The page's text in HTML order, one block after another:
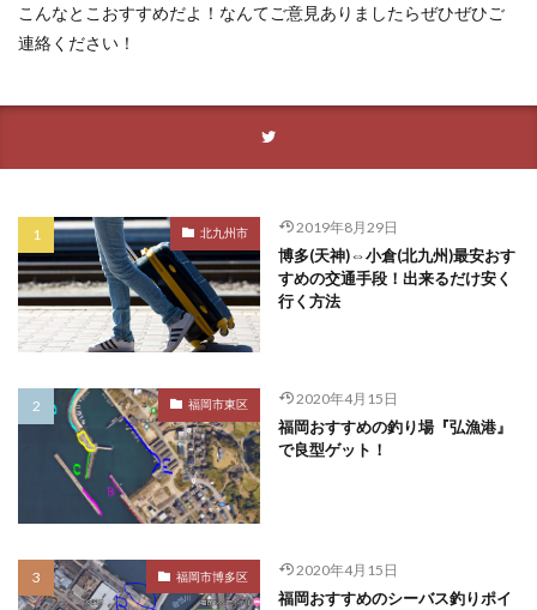
こんなとこおすすめだよ！なんてご意見ありましたらぜひぜひご
連絡ください！
北九州市 2019年8月29日
博多(天神)⇔小倉(北九州)最安おす
すめの交通手段！出来るだけ安く
行く方法
福岡市東区 2020年4月15日
福岡おすすめの釣り場『弘漁港』
で良型ゲット！
福岡市博多区 2020年4月15日
福岡おすすめのシーバス釣りポイ